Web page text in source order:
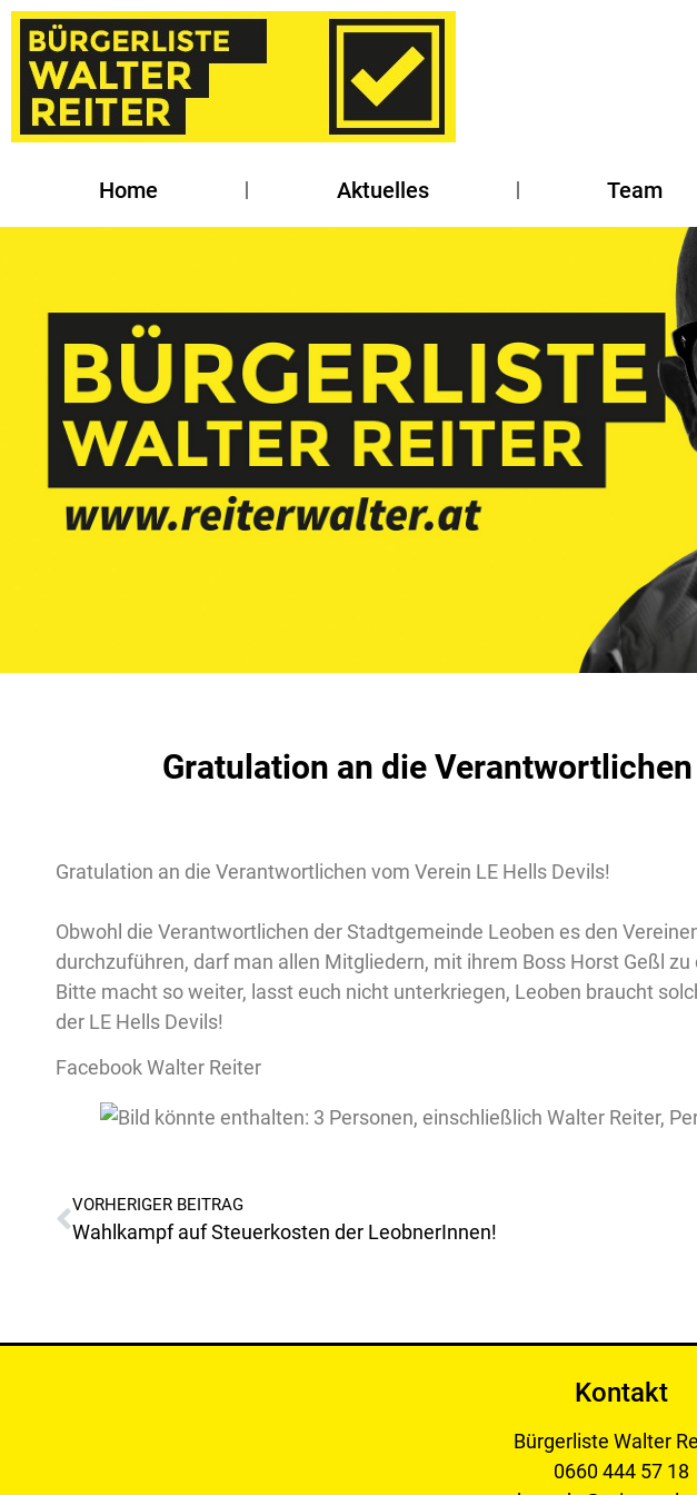
Home Aktuelles Team
Gratulation an die
Gratulation an die Verantwortlichen vom Verein LE Hells Devils!
Obwohl die Verantwortlichen der Stadtgemeinde Leoben es den
durchzuführen, darf man allen Mitgliedern, mit ihrem Boss Horst Geßl
Bitte macht so weiter, lasst euch nicht unterkriegen, Leoben braucht
der LE Hells Devils!
Facebook Walter Reiter
VORHERIGER BEITRAG
Wahlkampf auf Steuerkosten der LeobnerInnen!
Kontakt
Bürgerliste Walter
0660 444 57 18